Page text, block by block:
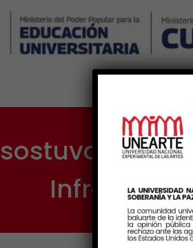
dos